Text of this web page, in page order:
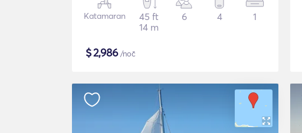
Katamaran
45 ft
14 m
6 4 1
$2,986/noč